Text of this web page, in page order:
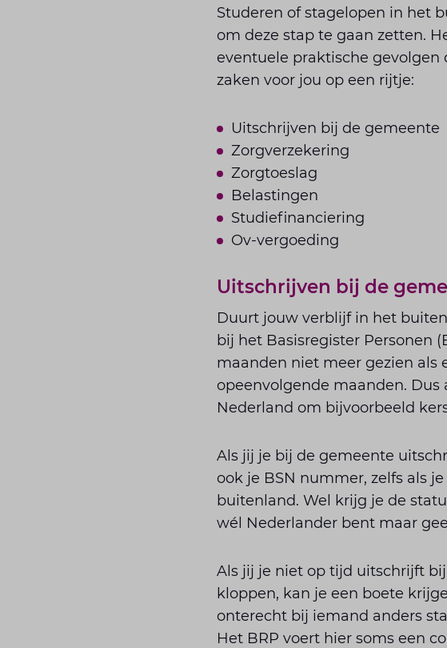
Studeren of stagelopen in het
om deze stap te gaan zetten.
eventuele praktische
zaken voor jou op een rijtje:
Uitschrijven bij de gemeente
Zorgverzekering
Zorgtoeslag
Belastingen
Studiefinanciering
Ov-vergoeding
Uitschrijven bij de
Duurt jouw verblijf in het
bij het Basisregister Personen
maanden niet meer gezien als
opeenvolgende maanden.
Nederland om bijvoorbeeld
Als jij je bij de gemeente
ook je BSN nummer, zelfs als
buitenland. Wel krijg je de
wél Nederlander bent maar
Als jij je niet op tijd uitschrijft
kloppen, kan je een boete
onterecht bij iemand anders
Het BRP voert hier soms een